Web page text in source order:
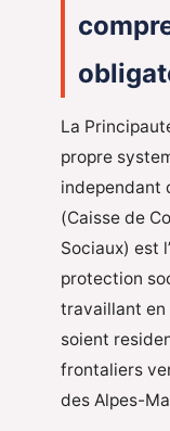
La
propre
independant
(Caisse de
Sociaux) est
protection
travaillant en
soient
frontaliers
des Alpes-